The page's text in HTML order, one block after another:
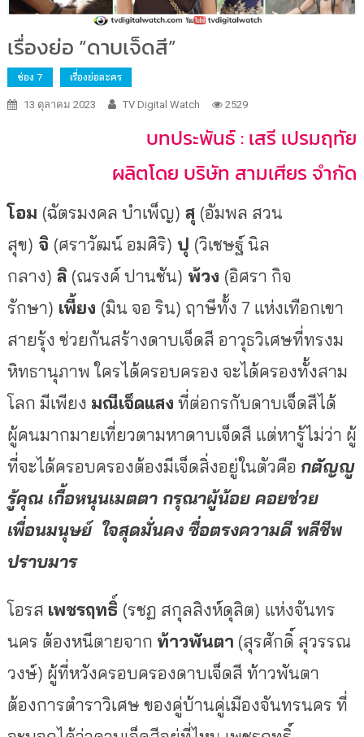
เรื่องย่อ “ดาบเจ็ดสี”
ช่อง 7 เรื่องย่อละคร
13 ตุลาคม 2023 TV Digital Watch 2529
บทประพันธ์ : เสรี เปรมฤทัย
ผลิตโดย บริษัท สามเศียร จำกัด
โอม (ฉัตรมงคล บำเพ็ญ) สุ (อัมพล สวน
สุข) จิ (ศราวัฒน์ อมศิริ) ปุ (วิเชษฐ์ นิล
กลาง) ลิ (ณรงค์ ปานชัน) พ้วง (อิศรา กิจ
รักษา) เพี้ยง (มิน จอ ริน) ฤาษีทั้ง 7 แห่งเทือกเขา
สายรุ้ง ช่วยกันสร้างดาบเจ็ดสี อาวุธวิเศษที่ทรงม
หิทธานุภาพ ใครได้ครอบครอง จะได้ครองทั้งสาม
โลก มีเพียง มณีเจ็ดแสง ที่ต่อกรกับดาบเจ็ดสีได้
ผู้คนมากมายเที่ยวตามหาดาบเจ็ดสี แต่หารู้ไม่ว่า ผู้
ที่จะได้ครอบครองต้องมีเจ็ดสิ่งอยู่ในตัวคือ กตัญญู
รู้คุณ เกื้อหนุนเมตตา กรุณาผู้น้อย คอยช่วย
เพื่อนมนุษย์ ใจสุดมั่นคง ซื่อตรงความดี พลีชีพ
ปราบมาร
โอรส เพชรฤทธิ์ (รชฏ สกุลสิงห์ดุสิต) แห่งจันทร
นคร ต้องหนีตายจาก ท้าวพันตา (สุรศักดิ์ สุวรรณ
วงษ์) ผู้ที่หวังครอบครองดาบเจ็ดสี ท้าวพันตา
ต้องการตำราวิเศษ ของคู่บ้านคู่เมืองจันทรนคร ที่